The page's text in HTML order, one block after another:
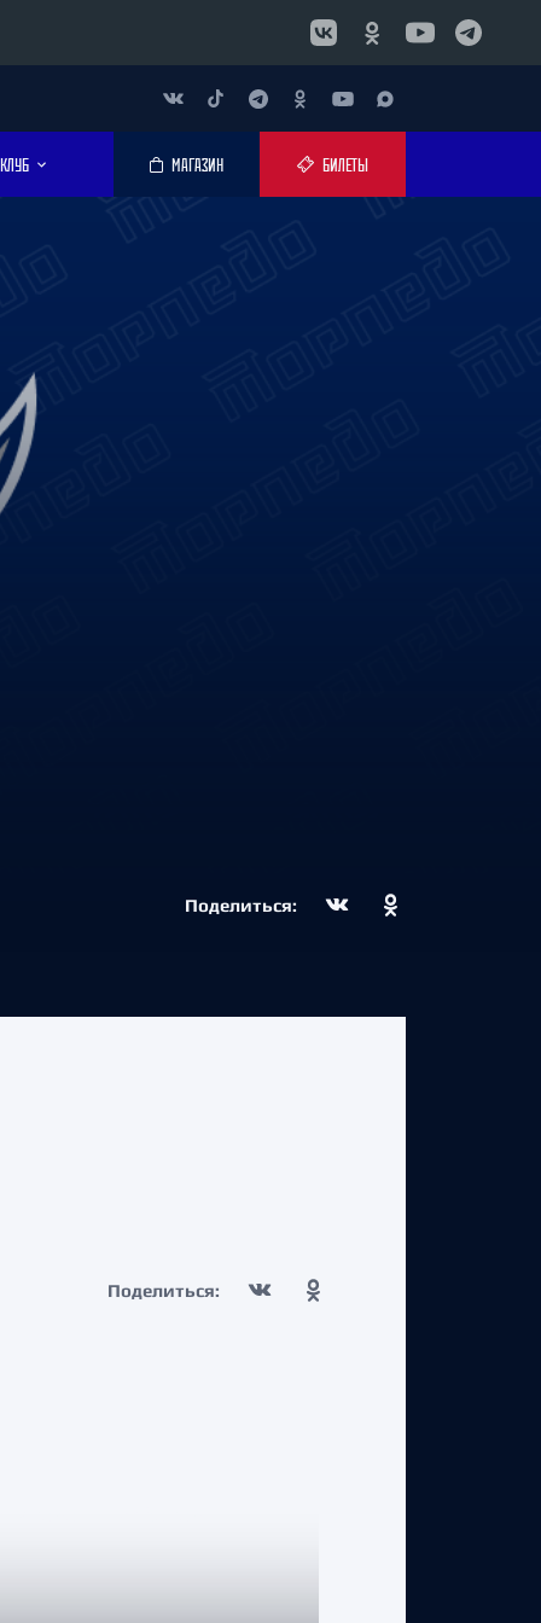
КЛУБ МАГАЗИН БИЛЕТЫ
Поделиться:
Поделиться: